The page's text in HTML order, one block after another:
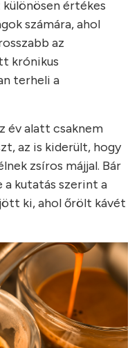
értékes
számára, ahol
az
krónikus
terheli a
év alatt csaknem
az is kiderült, hogy
zsíros májjal. Bár
a kutatás szerint a
ki, ahol őrölt kávét